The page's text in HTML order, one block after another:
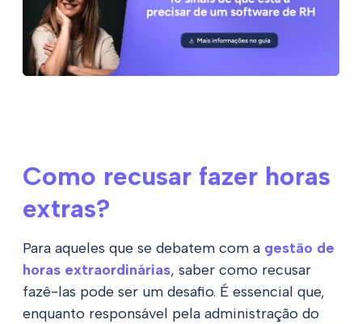
Como recusar fazer horas
extras?
Para aqueles que se debatem com a gestão de
horas extraordinárias, saber como recusar
fazê-las pode ser um desafio. É essencial que,
enquanto responsável pela administração do